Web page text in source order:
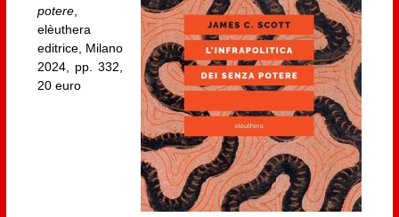
potere,
elèuthera
editrice, Milano
2024, pp. 332,
20 euro